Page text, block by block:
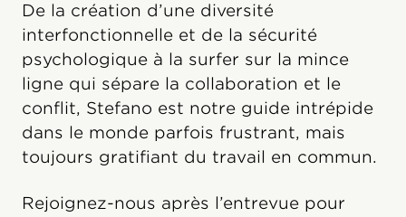
De la création d’une diversité
interfonctionnelle et de la sécurité
psychologique à la surfer sur la mince
ligne qui sépare la collaboration et le
conflit, Stefano est notre guide intrépide
dans le monde parfois frustrant, mais
toujours gratifiant du travail en commun.
Rejoignez-nous après l’entrevue pour